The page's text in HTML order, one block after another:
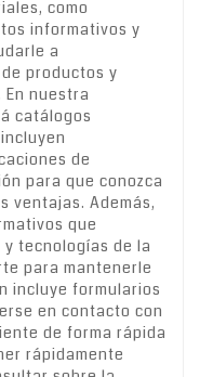
como
informativos y
a
productos y
nuestra
catálogos
de
para que conozca
ventajas. Además,
que
tecnologías de la
para mantenerle
incluye formularios
en contacto con
de forma rápida
rápidamente